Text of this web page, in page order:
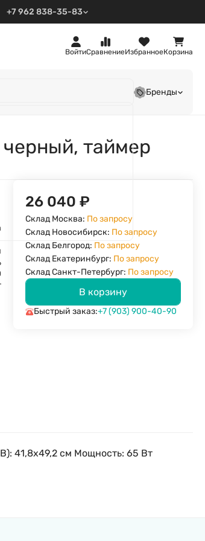
+7 962 838-35-83
ВойтиСравнениеИзбранноеКорзина
Бренды
черный, таймер
26 040₽
Склад Москва: По запросу
Склад Новосибирск: По запросу
Склад Белгород: По запросу
Склад Екатеринбург: По запросу
Склад Санкт-Петербург: По запросу
В корзину
Быстрый заказ:+7 (903) 900-40-90
41,8x49,2 см Мощность: 65 Вт